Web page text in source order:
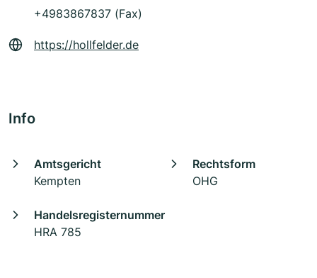
+4983867837 (Fax)
https://hollfelder.de
Info
Amtsgericht
Kempten
Rechtsform
OHG
Handelsregisternummer
HRA 785